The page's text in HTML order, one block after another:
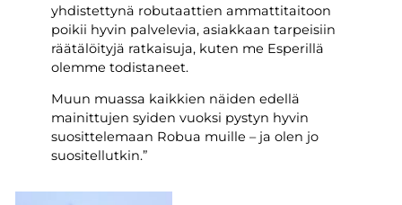
yhdistettynä robutaattien ammattitaitoon
poikii hyvin palvelevia, asiakkaan tarpeisiin
räätälöityjä ratkaisuja, kuten me Esperillä
olemme todistaneet.
Muun muassa kaikkien näiden edellä
mainittujen syiden vuoksi pystyn hyvin
suosittelemaan Robua muille – ja olen jo
suositellutkin.”